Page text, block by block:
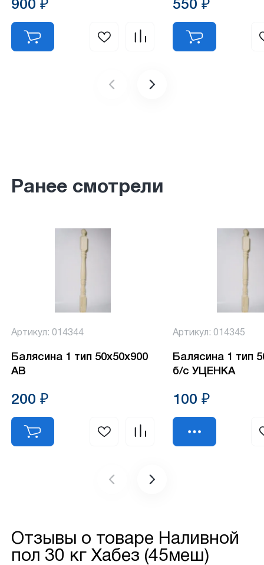
900 ₽ 550 ₽
Ранее смотрели
Артикул: 014344
Балясина 1 тип 50х50х900
АВ
200 ₽
Артикул: 014345
Балясина 1 тип
б/с УЦЕНКА
100 ₽
Отзывы о товаре Наливной
пол 30 кг Хабез (45меш)